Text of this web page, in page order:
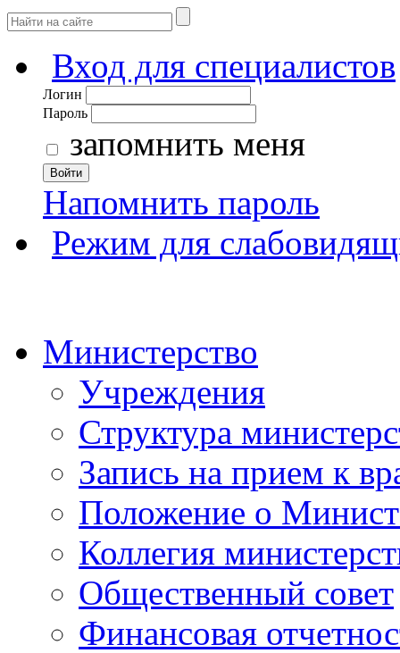
Вход для специалистов
Логин
Пароль
запомнить меня
Войти
Напомнить пароль
Режим для
Министерство
Учреждения
Структура
Запись на прием к
Положение о
Коллегия
Общественный совет
Финансовая